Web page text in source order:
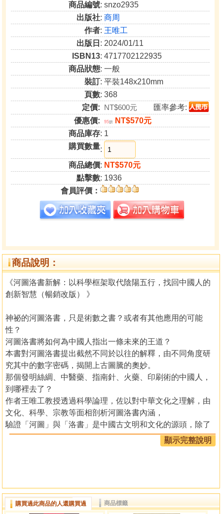
商品編號: snzo2935
出版社:商周
作者: 王唯工
出版日 : 2024/01/11
ISBN13: 4717702122935
商品狀態: 一般
裝訂: 平裝148x210mm
頁數: 368
定價: NT$600元
匯率參考:
優惠價:
95折
NT$570元
商品庫存: 1
購買數量:
商品總價: NT$570元
點擊數: 1936
會員評價：
商品說明：
《河圖洛書新解：以科學框架取代陰陽五行，找回中國人的
創新智慧（暢銷改版） 》
神祕的河圖洛書，只是術數之書？或者有其他應用的可能
性？
河圖洛書將如何為中國人指出一條未來的王道？
本書對河圖洛書提出截然不同於以往的解釋，由不同角度研
究其中的數字密碼，揭開上古圖騰的奧妙。
那個發明絲綢、中醫藥、指南針、火藥、印刷術的中國人，
到哪裡去了？
作者王唯工教授透過科學論理，佐以對中華文化之理解，由
文化、科學、宗教等面相剖析河圖洛書內涵，
驗證「河圖」與「洛書」是中國古文明和文化的源頭，除了
對應易理哲學，用在風水、占卜等術數，還有其他影響層面
河圖想告訴後人什麼？
洛書的神祕數字又隱含哪些重要意涵？位居中心的「五」是
顯示完整說明
購買過此商品的人還購買過 商品標籤